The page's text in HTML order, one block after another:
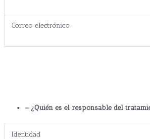
Correo electrónico
– ¿Quién es el responsable del
Identidad